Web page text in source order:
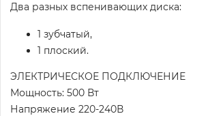
Два разных вспенивающих диска:
1 зубчатый,
1 плоский.
ЭЛЕКТРИЧЕСКОЕ ПОДКЛЮЧЕНИЕ
Мощность: 500 Вт
Напряжение 220-240В